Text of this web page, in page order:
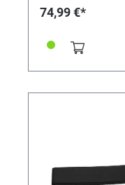
74,99 €*